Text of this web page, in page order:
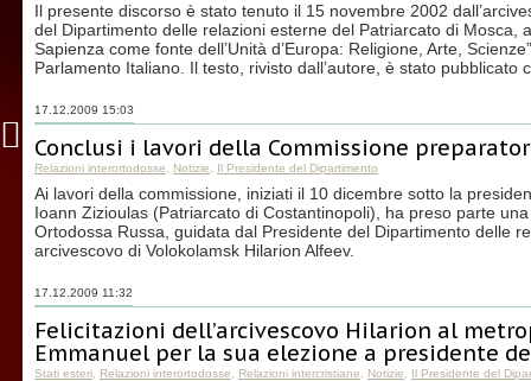
Il presente discorso è stato tenuto il 15 novembre 2002
del Dipartimento delle relazioni esterne del Patriarcato di Mosca,
Sapienza come fonte dell’Unità d’Europa: Religione, Arte,
Parlamento Italiano. Il testo, rivisto dall’autore, è stato pubblicato
17.12.2009 15:03
Conclusi i lavori della Commissione
Relazioni interortodosse Notizie Il Presidente del Dipartimento
Ai lavori della commissione, iniziati il 10 dicembre sotto la
Ioann Zizioulas (Patriarcato di Costantinopoli), ha preso parte
Ortodossa Russa, guidata dal Presidente del Dipartimento delle
arcivescovo di Volokolamsk Hilarion Alfeev.
17.12.2009 11:32
Felicitazioni dell’arcivescovo Hilarion al
Emmanuel per la sua elezione a presidente
Stati esteri Relazioni interortodosse Relazioni intercristiane Notizie Il Presidente del